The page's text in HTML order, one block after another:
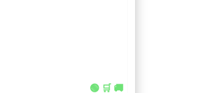
🟢 🛒 🚚